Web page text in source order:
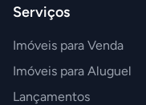
Serviços
Imóveis para Venda
Imóveis para Aluguel
Lançamentos